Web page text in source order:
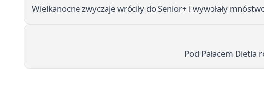
Wielkanocne zwyczaje wróciły do Senior+ i wywołały
Pod Pałacem Dietla